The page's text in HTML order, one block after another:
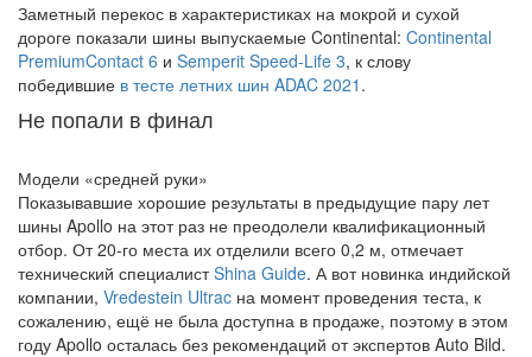
Заметный перекос в характеристиках на мокрой и сухой
дороге показали шины выпускаемые Continental: Continental
PremiumContact 6 и Semperit Speed-Life 3, к слову
победившие в тесте летних шин ADAC 2021 .
Не попали в финал
Модели «средней руки»
Показывавшие хорошие результаты в предыдущие пару лет
шины Apollo на этот раз не преодолели квалификационный
отбор. От 20-го места их отделили всего 0,2 м, отмечает
технический специалистShina Guide. А вот новинка индийской
компании, Vredestein Ultrac на момент проведения теста, к
сожалению, ещё не была доступна в продаже, поэтому в этом
году Apollo осталась без рекомендаций от экспертов Auto Bild.